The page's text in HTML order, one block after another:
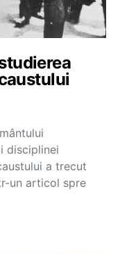
disciplinei
a trecut
un articol spre